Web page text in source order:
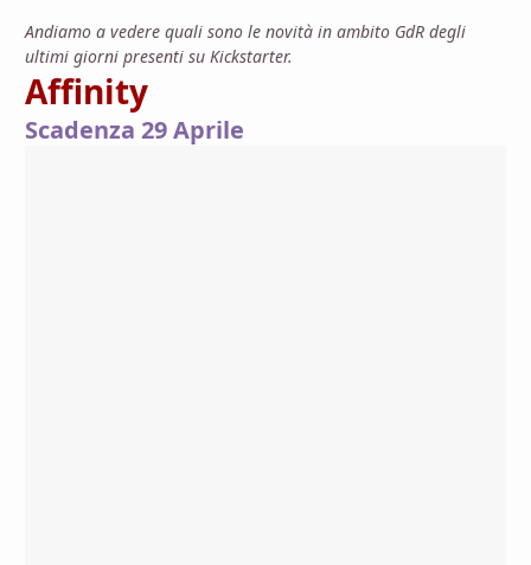
Andiamo a vedere quali sono le novità in ambito GdR degli
ultimi giorni presenti su Kickstarter.
Affinity
Scadenza 29 Aprile